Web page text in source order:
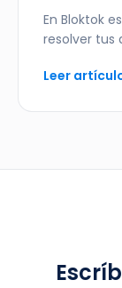
En Bloktok
resolver tus
Leer